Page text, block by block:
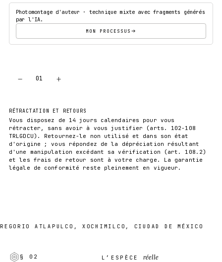
Photomontage d'auteur · technique mixte avec fragments générés
par l'IA.
MON PROCESSUS
− 01 +
RÉTRACTATION ET RETOURS
Vous disposez de 14 jours calendaires pour vous
rétracter, sans avoir à vous justifier (arts. 102-108
TRLGDCU). Retournez-le non utilisé et dans son état
d'origine ; vous répondez de la dépréciation résultant
d'une manipulation excédant sa vérification (art. 108.2)
et les frais de retour sont à votre charge. La garantie
légale de conformité reste pleinement en vigueur.
ATLAPULCO, XOCHIMILCO, CIUDAD DE MÉXICO
§ 02 L’ESPÈCEréelle